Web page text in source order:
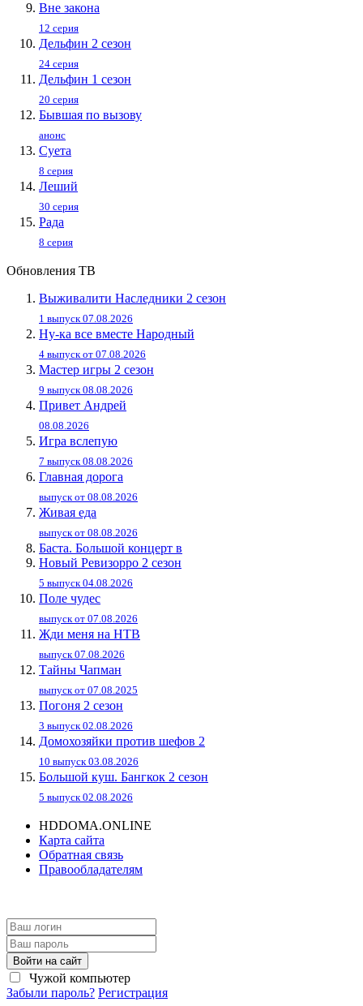
Вне закона
12 серия
Дельфин 2 сезон
24 серия
Дельфин 1 сезон
20 серия
Бывшая по вызову
анонс
Суета
8 серия
Леший
30 серия
Рада
8 серия
Обновления ТВ
Выживалити Наследники 2 сезон
1 выпуск 07.08.2026
Ну-ка все вместе Народный
4 выпуск от 07.08.2026
Мастер игры 2 сезон
9 выпуск 08.08.2026
Привет Андpей
08.08.2026
Игра вслепую
7 выпуск 08.08.2026
Главная дорога
выпуск от 08.08.2026
Живaя eдa
выпуск от 08.08.2026
Баста. Большой концерт в
Новый Ревизорро 2 сезон
5 выпуск 04.08.2026
Поле чудес
выпуск от 07.08.2026
Жди меня на НТВ
выпуск 07.08.2026
Тайны Чапман
выпуск от 07.08.2025
Погоня 2 сезон
3 выпуск 02.08.2026
Домохозяйки против шефов 2
10 выпуск 03.08.2026
Большой куш. Бангкок 2 сезон
5 выпуск 02.08.2026
HDDOMA.ONLINE
Карта сайта
Обратная связь
Правообладателям
Войти на сайт
Чужой компьютер
Забыли пароль? Регистрация